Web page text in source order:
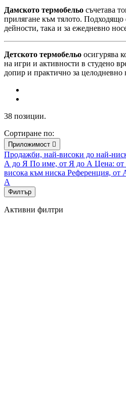
Дамското термобельо съчетава
прилягане към тялото. Подходящо
дейности, така и за ежедневно
Детското термобельо осигурява
на игри и активности в студено
допир и практично за целодневно
38 позиции.
Сортиране по:
Приложимост 
Продажби, най-високи до най-
А до Я По име, от Я до А Цена: от
висока към ниска Референция, от
А
Филтър
Активни филтри